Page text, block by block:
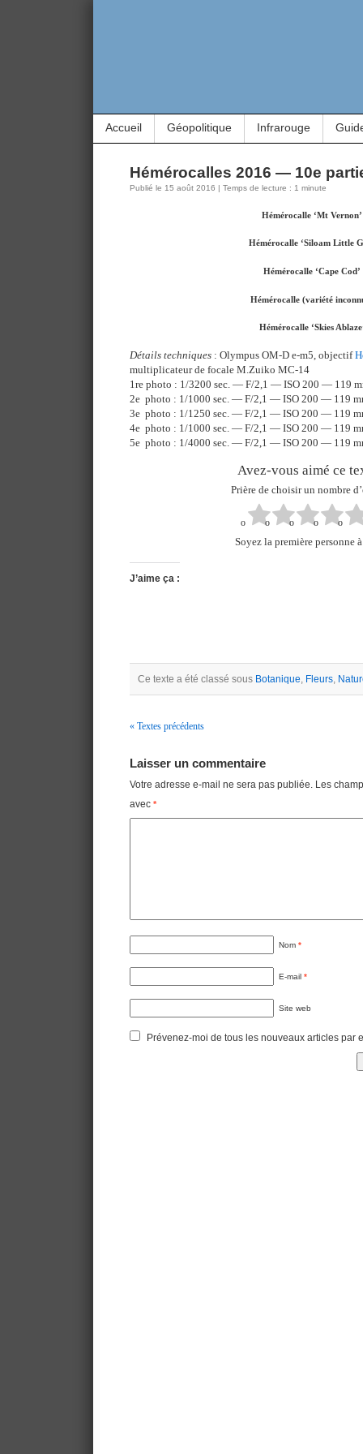
Accueil Géopolitique Infrarouge
Hémérocalles 2016 — 10e
Publié le 15 août 2016 | Temps de lecture : 1 minute
Hémérocalle ‘Mt Vernon’
Hémérocalle ‘Siloam Little
Hémérocalle ‘Cape Cod’
Hémérocalle (variété
Hémérocalle ‘Skies
Détails techniques : Olympus OM-D e-m5, objectif
multiplicateur de focale M.Zuiko MC-14
1re photo : 1/3200 sec. — F/2,1 — ISO 200 — 119
2e photo : 1/1000 sec. — F/2,1 — ISO 200 — 119
3e photo : 1/1250 sec. — F/2,1 — ISO 200 — 119
4e photo : 1/1000 sec. — F/2,1 — ISO 200 — 119
5e photo : 1/4000 sec. — F/2,1 — ISO 200 — 119
Avez-vous aimé ce
Prière de choisir un nombre
Soyez la première personne
J’aime ça :
Ce texte a été classé sous Botanique, Fleurs,
« Textes précédents
Laisser un commentaire
Votre adresse e-mail ne sera pas publiée. Les
avec *
Nom *
E-mail *
Site web
Prévenez-moi de tous les nouveaux articles par